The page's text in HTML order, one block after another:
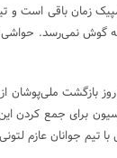
زمان باقی است و
گوش نمی‌رسد. حواشی
روز بازگشت ملی‌پوشان
برای جمع کردن
تیم جوانان عازم